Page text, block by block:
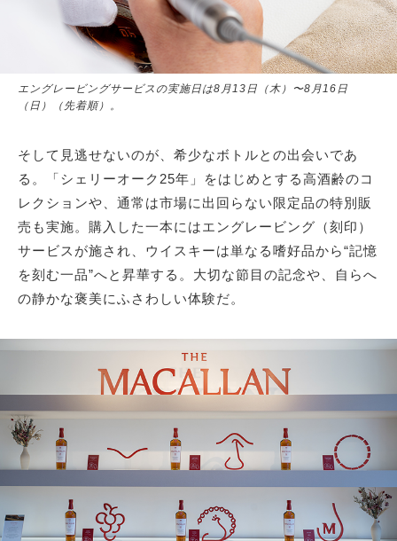
エングレービングサービスの実施日は8月13日（木）〜8月16日
（日）（先着順）。
そして見逃せないのが、希少なボトルとの出会いであ
る。「シェリーオーク25年」をはじめとする高酒齢のコ
レクションや、通常は市場に出回らない限定品の特別販
売も実施。購入した一本にはエングレービング（刻印）
サービスが施され、ウイスキーは単なる嗜好品から“記憶
を刻む一品”へと昇華する。大切な節目の記念や、自らへ
の静かな褒美にふさわしい体験だ。